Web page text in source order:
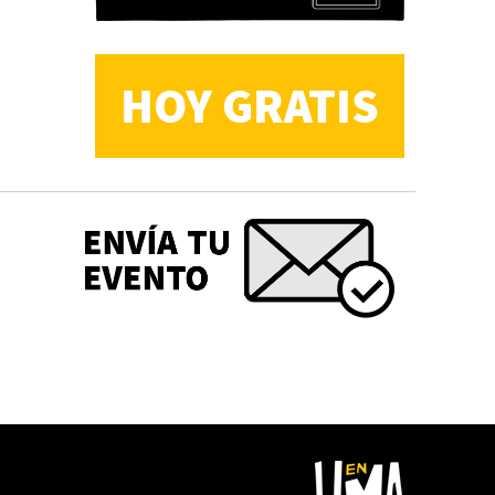
CS, de José María Salazar
HOY GRATIS